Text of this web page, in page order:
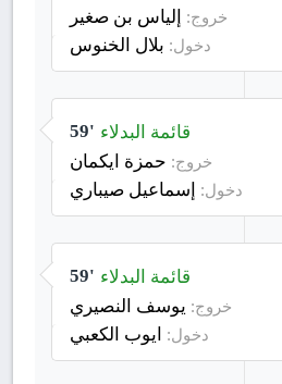
خروج: إلياس بن صغير
دخول: بلال الخنوس
59' قائمة البدلاء
خروج: حمزة ايكمان
دخول: إسماعيل صيباري
59' قائمة البدلاء
خروج: يوسف النصيري
دخول: ايوب الكعبي